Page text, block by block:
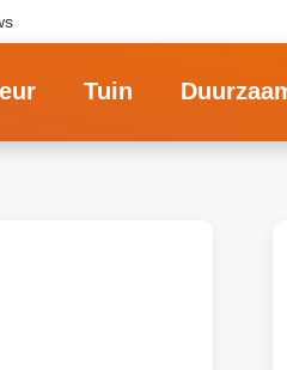
Tuin